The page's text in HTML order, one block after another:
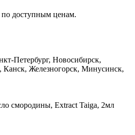
по доступным ценам.
Петербург, Новосибирск,
Канск, Железногорск, Минусинск,
смородины, Extract Taiga, 2мл